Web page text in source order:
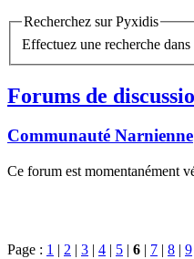
Recherchez sur Pyxidis
Effectuez une recherche dans
Forums de
Communauté Narnienne
Ce forum est momentanément
Page : 1 | 2 | 3 | 4 | 5 | 6 | 7 | 8 | 9